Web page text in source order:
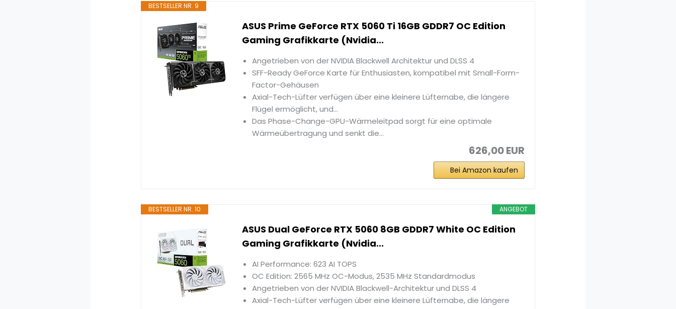
BESTSELLER NR. 9
ASUS Prime GeForce RTX 5060 Ti 16GB GDDR7 OC Edition
Gaming Grafikkarte (Nvidia...
Angetrieben von der NVIDIA Blackwell Architektur und DLSS 4
SFF-Ready GeForce Karte für Enthusiasten, kompatibel mit Small-Form-
Factor-Gehäusen
Axial-Tech-Lüfter verfügen über eine kleinere Lüfternabe, die längere
Flügel ermöglicht, und...
Das Phase-Change-GPU-Wärmeleitpad sorgt für eine optimale
Wärmeübertragung und senkt die...
626,00 EUR
Bei Amazon kaufen
ANGEBOT
BESTSELLER NR. 10
ASUS Dual GeForce RTX 5060 8GB GDDR7 White OC Edition
Gaming Grafikkarte (Nvidia...
AI Performance: 623 AI TOPS
OC Edition: 2565 MHz OC-Modus, 2535 MHz Standardmodus
Angetrieben von der NVIDIA Blackwell-Architektur und DLSS 4
Axial-Tech-Lüfter verfügen über eine kleinere Lüfternabe, die längere